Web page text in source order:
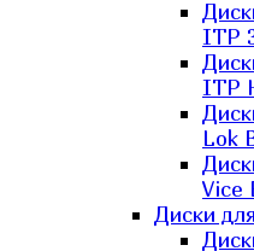
ITP
ITP
Lok
Vice
Диски